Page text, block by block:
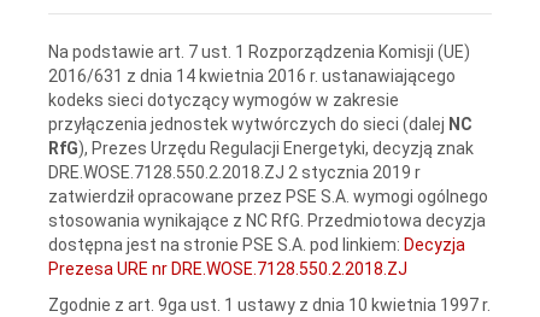
Na podstawie art. 7 ust. 1 Rozporządzenia Komisji (UE)
2016/631 z dnia 14 kwietnia 2016 r. ustanawiającego
kodeks sieci dotyczący wymogów w zakresie
przyłączenia jednostek wytwórczych do sieci (dalej NC
RfG), Prezes Urzędu Regulacji Energetyki, decyzją znak
DRE.WOSE.7128.550.2.2018.ZJ 2 stycznia 2019 r
zatwierdził opracowane przez PSE S.A. wymogi ogólnego
stosowania wynikające z NC RfG. Przedmiotowa decyzja
dostępna jest na stronie PSE S.A. pod linkiem: Decyzja
Prezesa URE nr DRE.WOSE.7128.550.2.2018.ZJ
Zgodnie z art. 9ga ust. 1 ustawy z dnia 10 kwietnia 1997 r.